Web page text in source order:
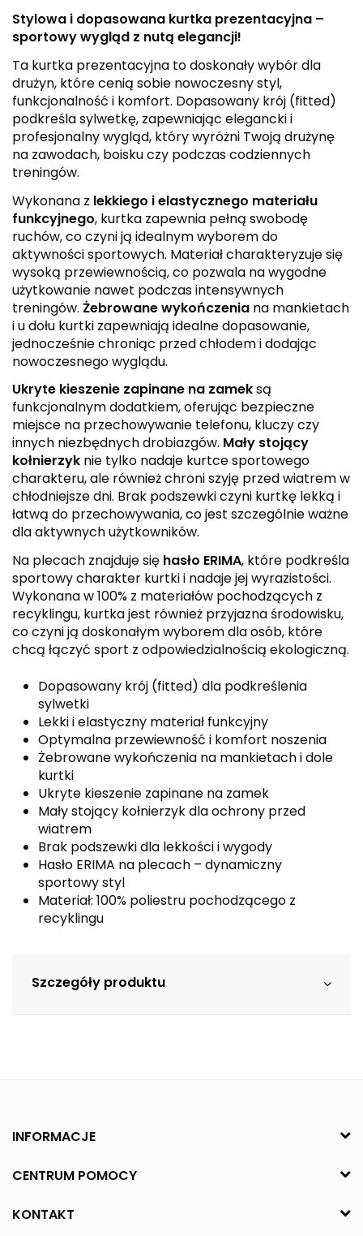
Stylowa i dopasowana kurtka prezentacyjna –
sportowy wygląd z nutą elegancji!
Ta kurtka prezentacyjna to doskonały wybór dla
drużyn, które cenią sobie nowoczesny styl,
funkcjonalność i komfort. Dopasowany krój (fitted)
podkreśla sylwetkę, zapewniając elegancki i
profesjonalny wygląd, który wyróżni Twoją drużynę
na zawodach, boisku czy podczas codziennych
treningów.
Wykonana z lekkiego i elastycznego materiału
funkcyjnego, kurtka zapewnia pełną swobodę
ruchów, co czyni ją idealnym wyborem do
aktywności sportowych. Materiał charakteryzuje się
wysoką przewiewnością, co pozwala na wygodne
użytkowanie nawet podczas intensywnych
treningów. Żebrowane wykończenia na mankietach
i u dołu kurtki zapewniają idealne dopasowanie,
jednocześnie chroniąc przed chłodem i dodając
nowoczesnego wyglądu.
Ukryte kieszenie zapinane na zameksą
funkcjonalnym dodatkiem, oferując bezpieczne
miejsce na przechowywanie telefonu, kluczy czy
innych niezbędnych drobiazgów. Mały stojący
kołnierzyk nie tylko nadaje kurtce sportowego
charakteru, ale również chroni szyję przed wiatrem w
chłodniejsze dni. Brak podszewki czyni kurtkę lekką i
łatwą do przechowywania, co jest szczególnie ważne
dla aktywnych użytkowników.
Na plecach znajduje się hasło ERIMA, które podkreśla
sportowy charakter kurtki i nadaje jej wyrazistości.
Wykonana w 100% z materiałów pochodzących z
recyklingu, kurtka jest również przyjazna środowisku,
co czyni ją doskonałym wyborem dla osób, które
chcą łączyć sport z odpowiedzialnością ekologiczną.
Dopasowany krój (fitted) dla podkreślenia
sylwetki
Lekki i elastyczny materiał funkcyjny
Optymalna przewiewność i komfort noszenia
Żebrowane wykończenia na mankietach i dole
kurtki
Ukryte kieszenie zapinane na zamek
Mały stojący kołnierzyk dla ochrony przed
wiatrem
Brak podszewki dla lekkości i wygody
Hasło ERIMA na plecach – dynamiczny
sportowy styl
Materiał: 100% poliestru pochodzącego z
recyklingu
Szczegóły produktu
INFORMACJE
CENTRUM POMOCY
KONTAKT